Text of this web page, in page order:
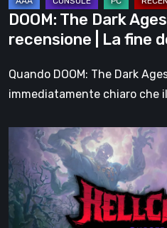
La
fine
dell’era
dello
Slayer?
DOOM: The Dark
recensione | La fine
Quando DOOM: The Dark
immediatamente chiaro che
Clock:
Cursed
War
–